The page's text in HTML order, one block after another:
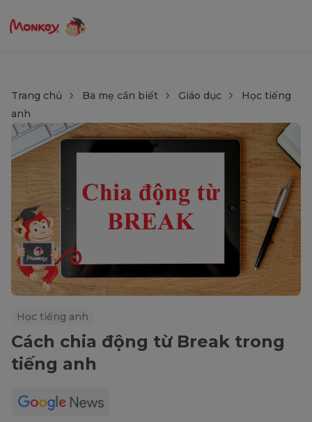
Trang chủ Ba mẹ cần biết Giáo dục
Học tiếng
anh
Học tiếng anh
Cách chia động từ Break trong
tiếng anh